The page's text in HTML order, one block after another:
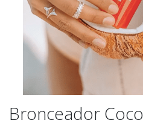
Bronceador Coco